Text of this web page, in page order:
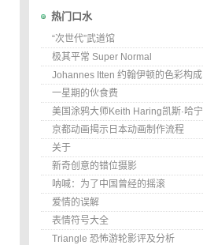
热门口水
“次世代”武道馆
极其平常 Super Normal
Johannes Itten 约翰伊顿的色彩构成
一星期的伙食费
美国涂鸦大师Keith Haring凯斯·哈宁
京都动画揭示日本动画制作流程
关于
新奇创意的错位摄影
呐喊：为了中国曾经的摇滚
爱情的误解
表情符号大全
Triangle 恐怖游轮影评及分析